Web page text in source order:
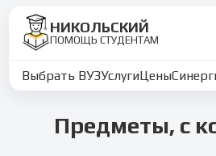
НИКОЛЬСКИЙ
ПОМОЩЬ СТУДЕНТАМ
Выбрать ВУЗУслугиЦены
Предметы, с